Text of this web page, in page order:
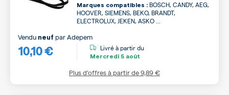
Marques compatibles : BOSCH, CANDY, AEG,
HOOVER, SIEMENS, BEKO, BRANDT,
ELECTROLUX, JEKEN, ASKO ...
10,10 €
Vendu neuf parAdepem
Livré à partir du
Mercredi 5 août
Plus d’offres à partir de9,89 €